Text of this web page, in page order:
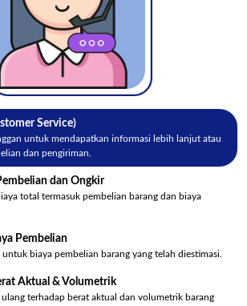
Service)
untuk mendapatkan informasi lebih lanjut atau
dan pengiriman.
dan Ongkir
total termasuk pembelian barang dan biaya
Pembelian
untuk biaya pembelian barang yang telah diestimasi.
Aktual & Volumetrik
terhadap berat aktual dan volumetrik barang